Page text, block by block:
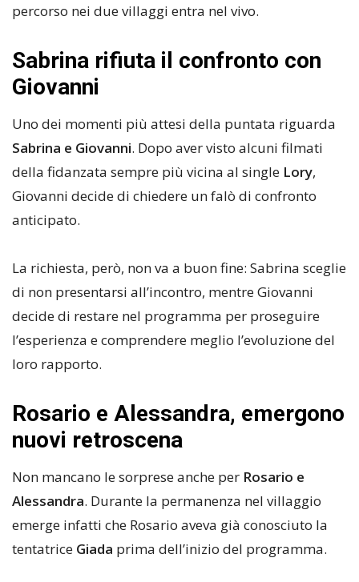
percorso nei due villaggi entra nel vivo.
Sabrina rifiuta il confronto con
Giovanni
Uno dei momenti più attesi della puntata riguarda
Sabrina e Giovanni. Dopo aver visto alcuni filmati
della fidanzata sempre più vicina al single Lory,
Giovanni decide di chiedere un falò di confronto
anticipato.
La richiesta, però, non va a buon fine: Sabrina sceglie
di non presentarsi all’incontro, mentre Giovanni
decide di restare nel programma per proseguire
l’esperienza e comprendere meglio l’evoluzione del
loro rapporto.
Rosario e Alessandra, emergono
nuovi retroscena
Non mancano le sorprese anche per Rosario e
Alessandra. Durante la permanenza nel villaggio
emerge infatti che Rosario aveva già conosciuto la
tentatrice Giada prima dell’inizio del programma.